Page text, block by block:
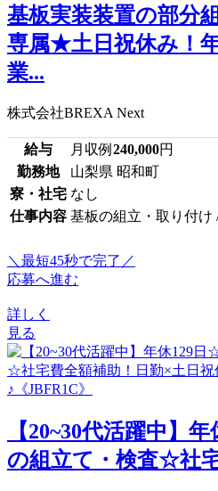
基板実装装置の部分
専属★土日祝休み！
業...
株式会社BREXA Next
給与 月収例 240,000円
勤務地
山梨県 昭和町
寮・社宅 なし
仕事内容 基板の組立・取り付け
＼最短45秒で完了／
応募へ進む
詳しく
見る
【20~30代活躍中】
の組立て・検査☆社